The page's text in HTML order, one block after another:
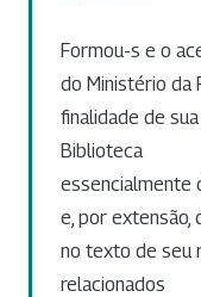
Formou-s e o
do Ministério da
finalidade de
Biblioteca
essencialmente
e, por extensão,
no texto de seu
relacionados